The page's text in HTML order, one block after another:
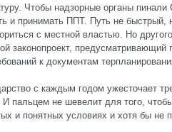
Чтобы надзорные органы
и принимать ППТ. Путь не быстрый,
с местной властью. Но
законопроект,
к документам
с каждым годом ужесточает
пальцем не шевелит для того,
и понятных условиях и хотя бы не